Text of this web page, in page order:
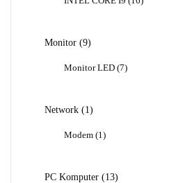
Monitor 99
Monitor LED 77
Network 11
Modem 1 1
PC Komputer 1313